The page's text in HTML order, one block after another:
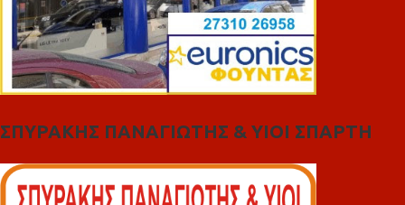
ΣΠΥΡΑΚΗΣ ΠΑΝΑΓΙΩΤΗΣ & YIOI ΣΠΑΡΤΗ